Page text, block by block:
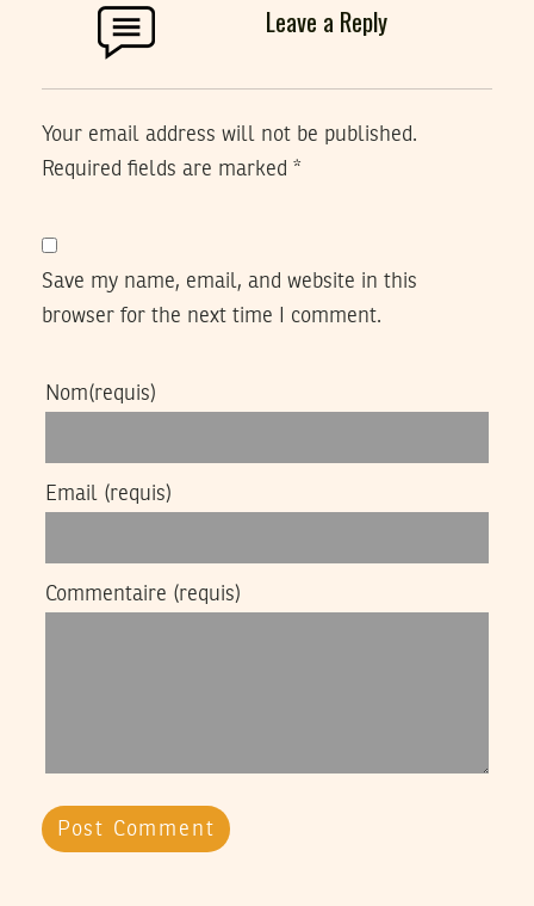
Leave a Reply
Your email address will not be published.
Required fields are marked *
Save my name, email, and website in this
browser for the next time I comment.
Nom(requis)
Email (requis)
Commentaire (requis)